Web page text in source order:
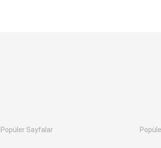
Popüler Sayfalar